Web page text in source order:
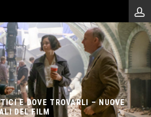
E DOVE TROVARLI – NUOVE
DEL FILM